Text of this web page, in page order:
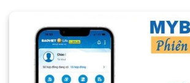
khách hàng là trung tâm, tôn trọng và
quy định pháp luật liên quan đến vấn đề